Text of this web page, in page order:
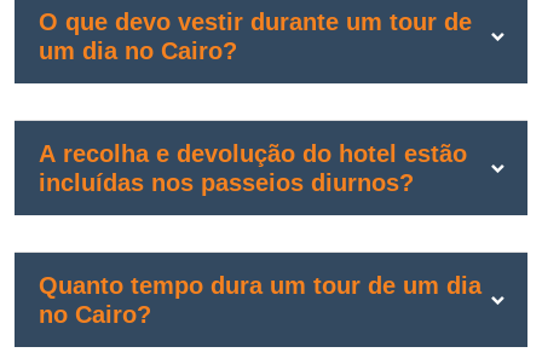
O que devo vestir durante um tour de
um dia no Cairo?
A recolha e devolução do hotel estão
incluídas nos passeios diurnos?
Quanto tempo dura um tour de um dia
no Cairo?